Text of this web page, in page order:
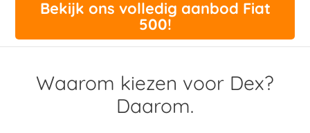
Bekijk ons volledig aanbod Fiat
500!
Waarom kiezen voor Dex?
Daarom.